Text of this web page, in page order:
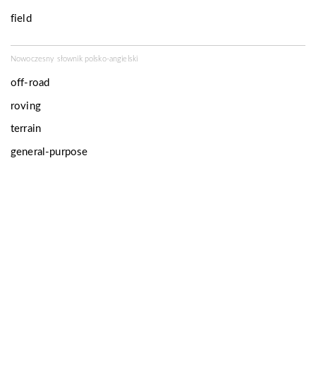
field
Nowoczesny słownik polsko-angielski
off-road
roving
terrain
general-purpose